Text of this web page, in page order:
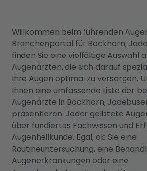
Willkommen beim führenden
Branchenportal für Bockhorn,
finden Sie eine vielfältige Auswahl
Augenärzten, die sich darauf
Ihre Augen optimal zu versorgen.
Ihnen eine umfassende Liste der
Augenärzte in Bockhorn,
präsentieren. Jeder gelistete
über fundiertes Fachwissen und
Augenheilkunde. Egal, ob Sie eine
Routineuntersuchung, eine
Augenerkrankungen oder eine